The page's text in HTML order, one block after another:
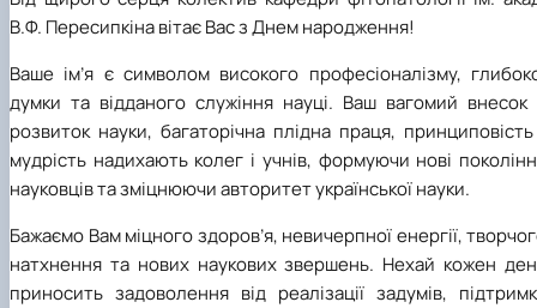
В.Ф. Пересипкіна вітає Вас з Днем народження!
Ваше ім’я є символом високого професіоналізму,
думки та відданого служіння науці. Ваш вагомий внесок
розвиток науки, багаторічна плідна праця, принциповість
мудрість надихають колег і учнів, формуючи нові
науковців та зміцнюючи авторитет української науки.
Бажаємо Вам міцного здоров’я, невичерпної енергії,
натхнення та нових наукових звершень. Нехай кожен
приносить задоволення від реалізації задумів,